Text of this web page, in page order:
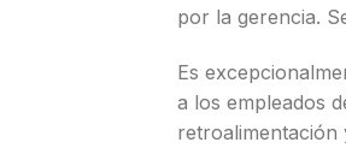
por la gerencia.
Es
a los empleados